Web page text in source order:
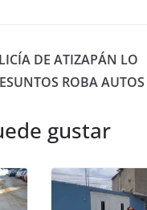
DE ATIZAPÁN LO
ROBA AUTOS
gustar